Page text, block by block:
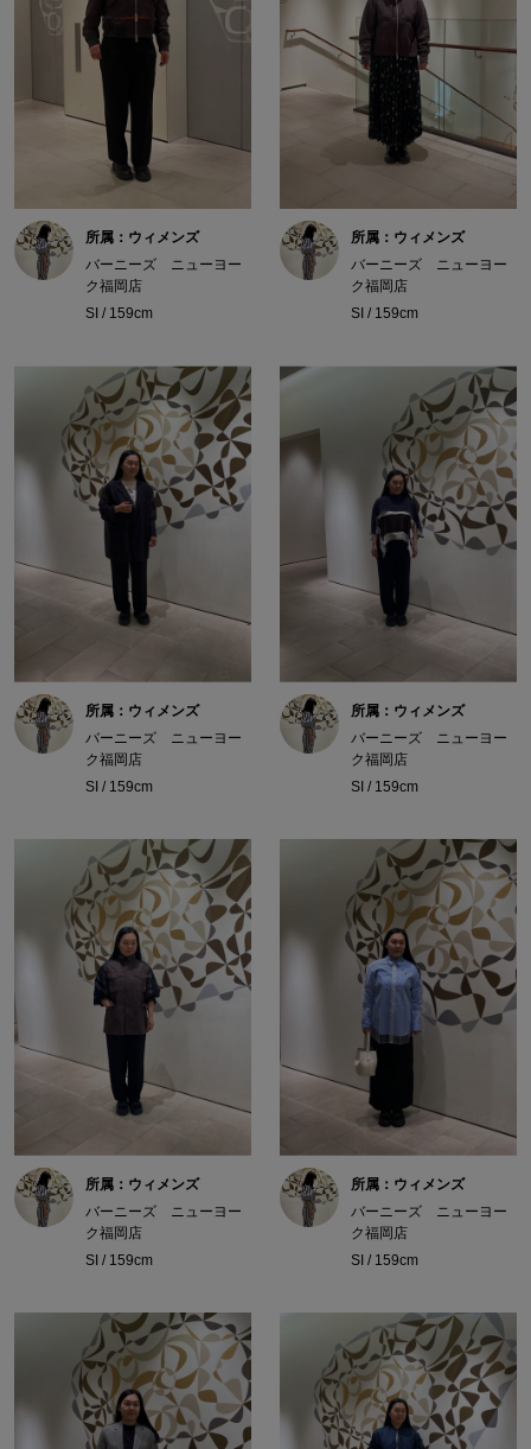
所属：ウィメンズ
バーニーズ ニューヨー
ク福岡店
SI / 159cm
所属：ウィメンズ
バーニーズ ニューヨー
ク福岡店
SI / 159cm
所属：ウィメンズ
バーニーズ ニューヨー
ク福岡店
SI / 159cm
所属：ウィメンズ
バーニーズ ニューヨー
ク福岡店
SI / 159cm
所属：ウィメンズ
バーニーズ ニューヨー
ク福岡店
SI / 159cm
所属：ウィメンズ
バーニーズ ニューヨー
ク福岡店
SI / 159cm